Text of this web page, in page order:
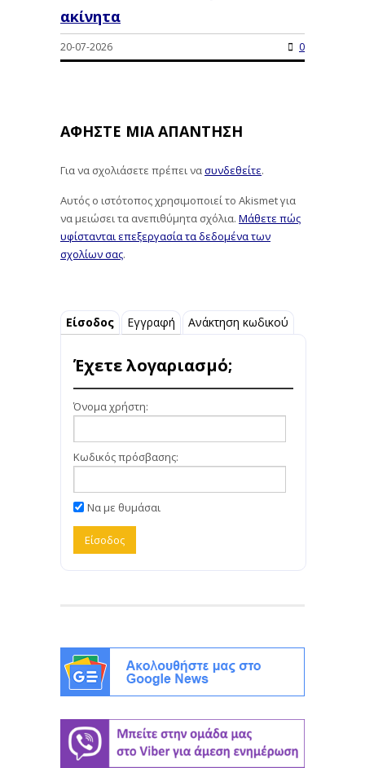
ακίνητα
20-07-2026 0
ΑΦΉΣΤΕ ΜΙΑ ΑΠΆΝΤΗΣΗ
Για να σχολιάσετε πρέπει νασυνδεθείτε.
Αυτός ο ιστότοπος χρησιμοποιεί το Akismet για
να μειώσει τα ανεπιθύμητα σχόλια. Μάθετε πώς
υφίστανται επεξεργασία τα δεδομένα των
σχολίων σας.
Είσοδος Εγγραφή Ανάκτηση κωδικού
Έχετε λογαριασμό;
Όνομα χρήστη:
Κωδικός πρόσβασης:
Να με θυμάσαι